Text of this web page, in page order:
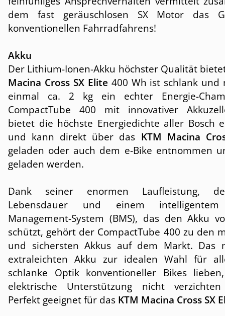
dem fast geräuschlosen SX Motor das
konventionellen Fahrradfahrens!
Akku
Der Lithium-Ionen-Akku höchster Qualität
Macina Cross SX Elite 400 Wh ist schlank und
einmal ca. 2 kg ein echter Energie-
CompactTube 400 mit innovativer
bietet die höchste Energiedichte aller Bosch
und kann direkt über das KTM Macina
geladen oder auch dem e-Bike entnommen
geladen werden.
Dank seiner enormen Laufleistung,
Lebensdauer und einem intelligentem
Management-System (BMS), das den Akku
schützt, gehört der CompactTube 400 zu den
und sichersten Akkus auf dem Markt. Das
extraleichten Akku zur idealen Wahl für
schlanke Optik konventioneller Bikes
elektrische Unterstützung nicht
Perfekt geeignet für das KTM Macina Cross SX